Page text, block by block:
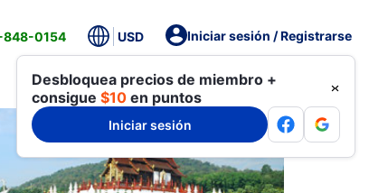
0154 USD Iniciar sesión / Registrarse
Desbloquea precios de miembro +
consigue $10 en puntos
Iniciar sesión